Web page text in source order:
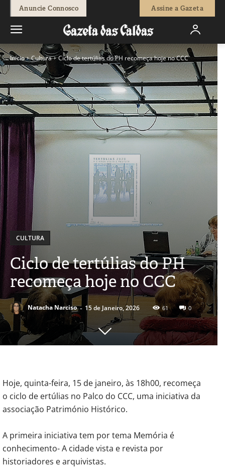
Anuncie Connosco Assine a Gazeta
Início Cultura Ciclo de tertúlias do PH recomeça hoje no CCC
CULTURA
Ciclo de tertúlias do PH
recomeça hoje no CCC
Natacha Narciso - 15 de Janeiro, 2026 61 0
Hoje, quinta-feira, 15 de janeiro, às 18h00, recomeça
o ciclo de ertúlias no Palco do CCC, uma iniciativa da
associação Património Histórico.
A primeira iniciativa tem por tema Memória é
conhecimento- A cidade vista e revista por
historiadores e arquivistas.